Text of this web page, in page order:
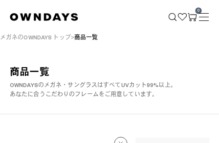
0
メガネのOWNDAYS トップ 商品一覧
商品一覧
OWNDAYSのメガネ・サングラスはすべてUVカット99%以上。
あなたに合うこだわりのフレームをご用意しています。